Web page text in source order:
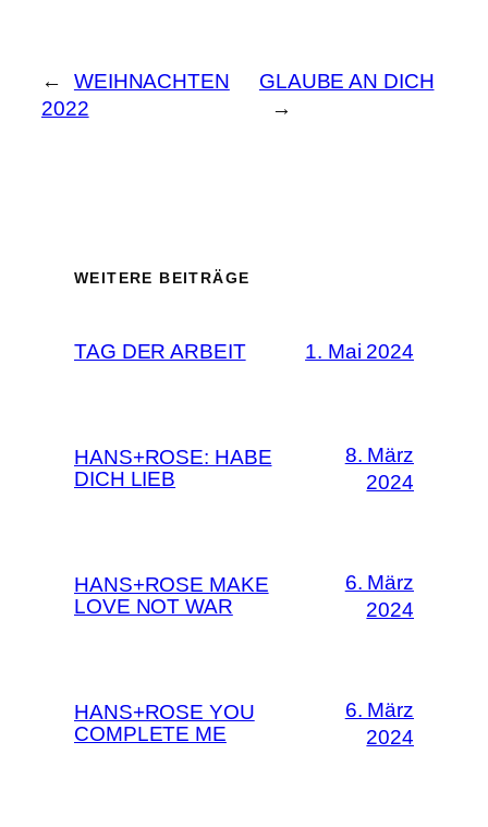
←
WEIHNACHTEN
2022
GLAUBE AN DICH
→
WEITERE BEITRÄGE
TAG DER ARBEIT 1. Mai 2024
HANS+ROSE: HABE
DICH LIEB
8. März
2024
HANS+ROSE MAKE
LOVE NOT WAR
6. März
2024
HANS+ROSE YOU
COMPLETE ME
6. März
2024